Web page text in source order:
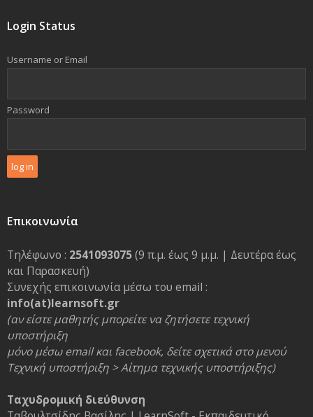
Login Status
Username or Email
Password
Επικοινωνία
Τηλέφωνο : 2541093075(9 π.μ. έως 9 μ.μ. | Δευτέρα έως
και Παρασκευή)
Συνεχής επικοινωνία μέσω του email :
info(at)learnsoft.gr
(αν είστε μαθητής μπορείτε να ζητήσετε τεχνική
υποστήριξη
μόνο μέσω email και facebook, δείτε σχετικά στο μενού
Τεχνική υποστήριξη > Αίτημα τεχνικής υποστήριξης)
Ταχυδρομική διεύθυνση